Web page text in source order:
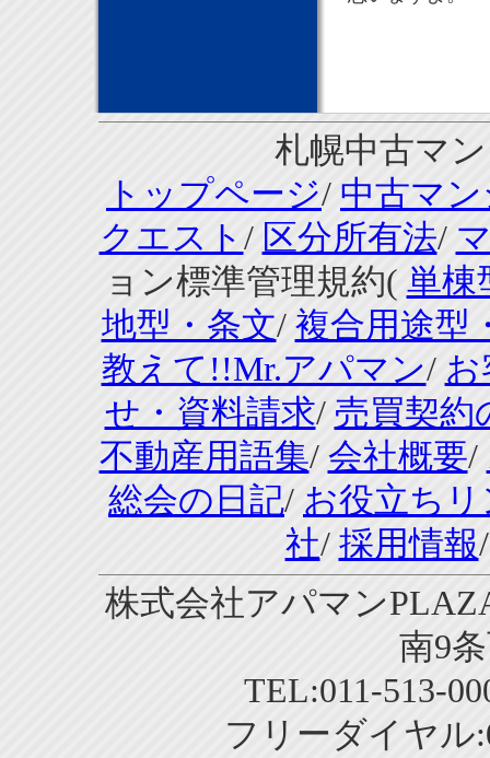
札幌中古マ
トップページ/ 中古マ
クエスト / 区分所有法/
ョン標準管理規約( 単棟
地型・条文/ 複合用途型
教えて!!Mr.アパマン/ お
せ・資料請求/ 売買契約
不動産用語集/ 会社概要/
総会の日記/ お役立ち
社/ 採用情報
株式会社アパマン
南9
TEL:011-513-
フリーダイヤル